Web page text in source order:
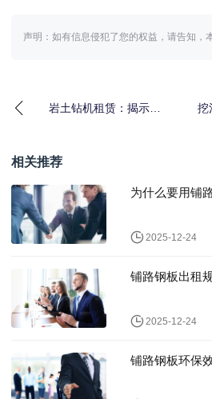
声明：如有信息侵犯了您的权益，请告知，
岩土钻机租赁：揭示工
挖
相关推荐
为什么要用铺
2025-12-24
铺路钢板出租
2025-12-24
铺路钢板环保